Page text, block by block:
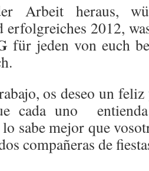
Arbeit heraus,
erfolgreiches 2012,
für jeden von euch
os deseo un
cada uno
sabe mejor que
compañeras de